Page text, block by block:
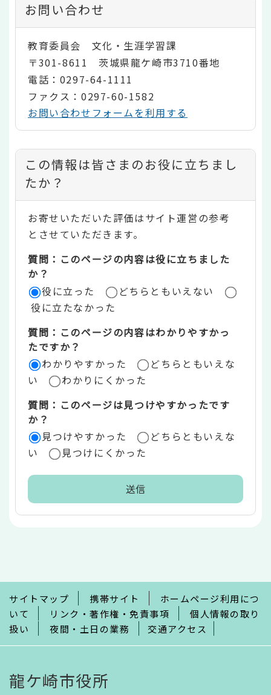
お問い合わせ
教育委員会 文化・生涯学習課
〒301-8611 茨城県龍ケ崎市3710番地
電話：0297-64-1111
ファクス：0297-60-1582
お問い合わせフォームを利用する
コ
ン
テ
ン
ツ
評
価
リ
ア
この情報は皆さまのお役に立ちまし
たか？
お寄せいただいた評価はサイト運営の参考
とさせていただきます。
質問：このページの内容は役に立ちました
か？
役に立った
どちらともいえない
役に立たなかった
質問：このページの内容はわかりやすかっ
たですか？
わかりやすかった
どちらともいえな
い
わかりにくかった
質問：このページは見つけやすかったです
か？
見つけやすかった
どちらともいえな
い
見つけにくかった
で
サイトマップ 携帯サイト
ホームページ利用につ
いて
リンク・著作権・免責事項
個人情報の取り
扱い
夜間・土日の業務 交通アクセス
龍ケ崎市役所